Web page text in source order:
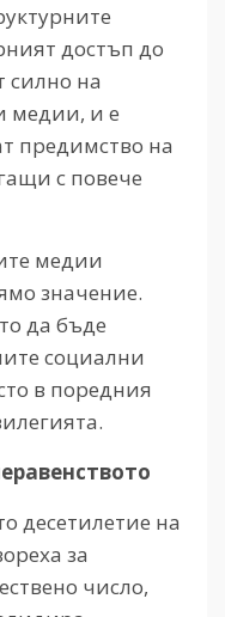
достъп до
силно на
медии, и е
предимство на
с повече
медии
значение.
да бъде
социални
в поредния
десетилетие на
за
число,